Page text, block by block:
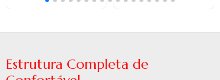
Estrutura Completa de